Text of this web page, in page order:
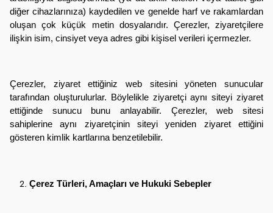
diğer cihazlarınıza) kaydedilen ve genelde harf ve rakamlardan
oluşan çok küçük metin dosyalarıdır. Çerezler, ziyaretçilere
ilişkin isim, cinsiyet veya adres gibi kişisel verileri içermezler.
Çerezler, ziyaret ettiğiniz web sitesini yöneten sunucular
tarafından oluşturulurlar. Böylelikle ziyaretçi aynı siteyi ziyaret
ettiğinde sunucu bunu anlayabilir. Çerezler, web sitesi
sahiplerine aynı ziyaretçinin siteyi yeniden ziyaret ettiğini
gösteren kimlik kartlarına benzetilebilir.
Çerez Türleri, Amaçları ve Hukuki Sebepler